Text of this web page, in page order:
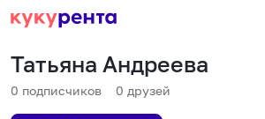
Татьяна Андреева
0 подписчиков 0 друзей